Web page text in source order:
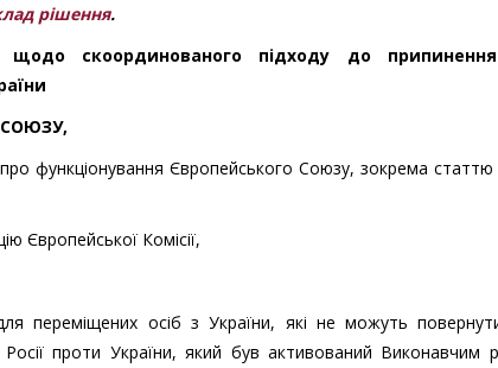
рішення.
скоординованого підходу до
функціонування Європейського Союзу, зокрема статтю
Європейської Комісії,
переміщених осіб з України, які не можуть
проти України, який був активований